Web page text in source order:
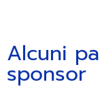
Alcuni
sponsor